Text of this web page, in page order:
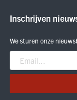
Smartwool
Nitro
Peak Performance
Patagonia
Inschrijven
We sturen onze